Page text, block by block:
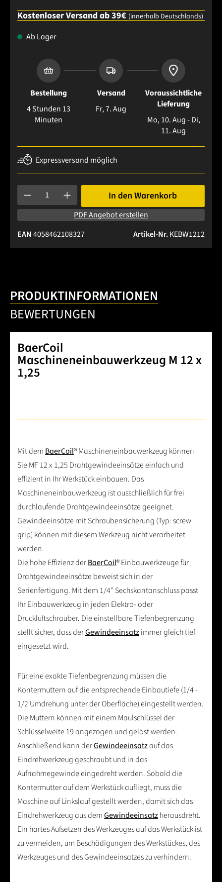
Kostenloser Versand ab 39€ (innerhalb Deutschlands)
Ab Lager
Bestellung
4 Stunden 13
Minuten
Versand
Fr, 7. Aug
Voraussichtliche
Lieferung
Mo, 10. Aug - Di,
11. Aug
Expressversand möglich
Produkt Anzahl: Gib den gewünschten Wert ein oder
In den Warenkorb
PDF Angebot erstellen
Artikel-Nr.KEBW1212
EAN4058462108327
PRODUKTINFORMATIONEN
BEWERTUNGEN
BaerCoil
Maschineneinbauwerkzeug M 12 x
1,25
Mit dem BaerCoil® Maschineneinbauwerkzeug können
Sie MF 12 x 1,25 Drahtgewindeeinsätze einfach und
effizient in Ihr Werkstück einbauen. Das
Maschineneinbauwerkzeug ist ausschließlich für frei
durchlaufende Drahtgewindeeinsätze geeignet.
Gewindeeinsätze mit Schraubensicherung (Typ: screw
grip) können mit diesem Werkzeug nicht verarbeitet
werden.
Die hohe Effizienz derBaerCoil® Einbauwerkzeuge für
Drahtgewindeeinsätze beweist sich in der
Serienfertigung. Mit dem 1/4" Sechskantanschluss passt
Ihr Einbauwerkzeug in jeden Elektro- oder
Druckluftschrauber. Die einstellbare Tiefenbegrenzung
stellt sicher, dass derGewindeeinsatzimmer gleich tief
eingesetzt wird.
Für eine exakte Tiefenbegrenzung müssen die
Kontermuttern auf die entsprechende Einbautiefe (1/4 -
1/2 Umdrehung unter der Oberfläche) eingestellt werden.
Die Muttern können mit einem Maulschlüssel der
Schlüsselweite 19 angezogen und gelöst werden.
Anschließend kann derGewindeeinsatzauf das
Eindrehwerkzeug geschraubt und in das
Aufnahmegewinde eingedreht werden. Sobald die
Kontermutter auf dem Werkstück aufliegt, muss die
Maschine auf Linkslauf gestellt werden, damit sich das
Eindrehwerkzeug aus demGewindeeinsatzherausdreht.
Ein hartes Aufsetzen des Werkzeuges auf das Werkstück ist
zu vermeiden, um Beschädigungen des Werkstückes, des
Werkzeuges und des Gewindeeinsatzes zu verhindern.